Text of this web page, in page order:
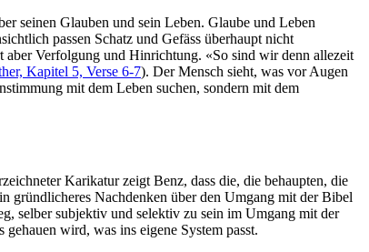
seinen Glauben und sein Leben. Glaube und Leben
passen Schatz und Gefäss überhaupt nicht
aber Verfolgung und Hinrichtung. «So sind wir denn allezeit
Kapitel 5, Verse 6-7). Der Mensch sieht, was vor Augen
mit dem Leben suchen, sondern mit dem
Karikatur zeigt Benz, dass die, die behaupten, die
gründlicheres Nachdenken über den Umgang mit der Bibel
selber subjektiv und selektiv zu sein im Umgang mit der
wird, was ins eigene System passt.